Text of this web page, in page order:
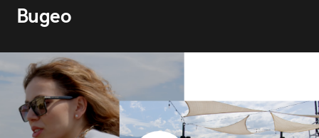
Видео